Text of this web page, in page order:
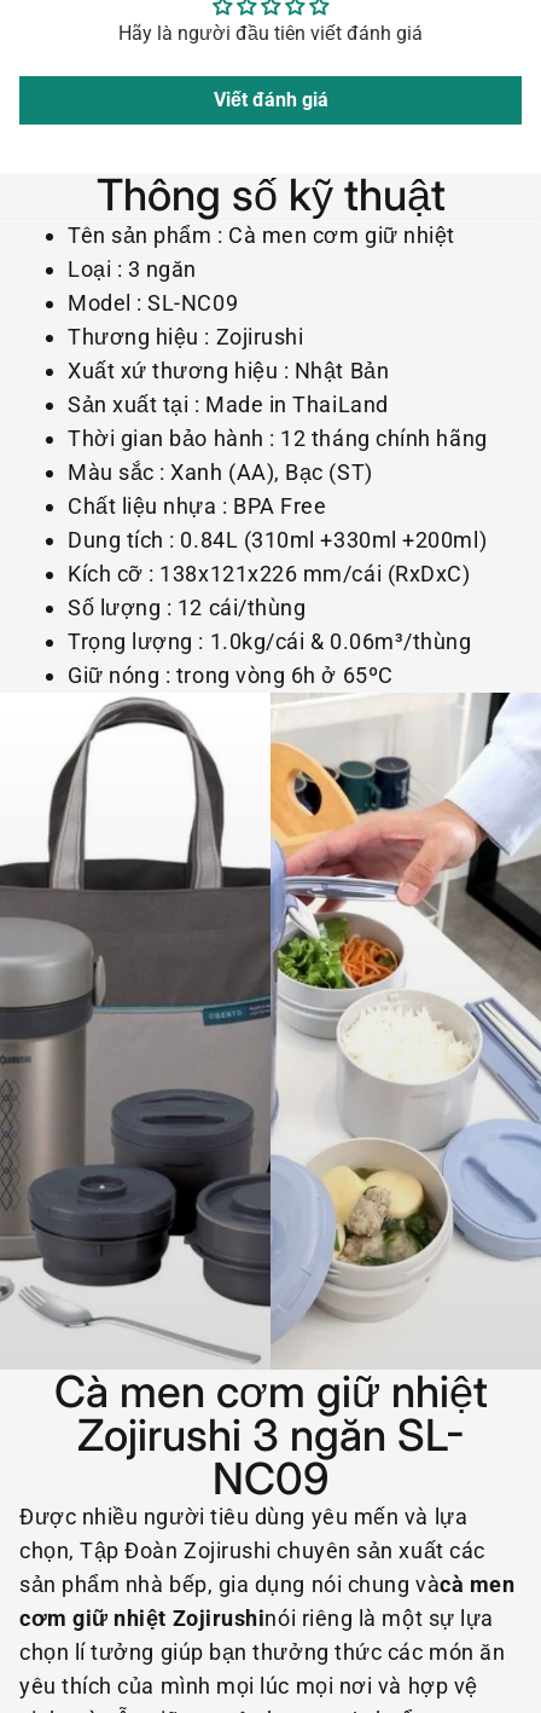
Hãy là người đầu tiên viết đánh giá
Viết đánh giá
Thông số kỹ thuật
Tên sản phẩm : Cà men cơm giữ nhiệt
Loại : 3 ngăn
Model : SL-NC09
Thương hiệu : Zojirushi
Xuất xứ thương hiệu : Nhật Bản
Sản xuất tại : Made in ThaiLand
Thời gian bảo hành : 12 tháng chính hãng
Màu sắc : Xanh (AA), Bạc (ST)
Chất liệu nhựa : BPA Free
Dung tích : 0.84L (310ml +330ml +200ml)
Kích cỡ : 138x121x226 mm/cái (RxDxC)
Số lượng : 12 cái/thùng
Trọng lượng : 1.0kg/cái & 0.06m³/thùng
Giữ nóng : trong vòng 6h ở 65ºC
Cà men cơm giữ nhiệt
Zojirushi 3 ngăn SL-
NC09
Được nhiều người tiêu dùng yêu mến và lựa
chọn, Tập Đoàn Zojirushi chuyên sản xuất các
sản phẩm nhà bếp, gia dụng nói chung vàcà men
cơm giữ nhiệt Zojirushinói riêng là một sự lựa
chọn lí tưởng giúp bạn thưởng thức các món ăn
yêu thích của mình mọi lúc mọi nơi và hợp vệ